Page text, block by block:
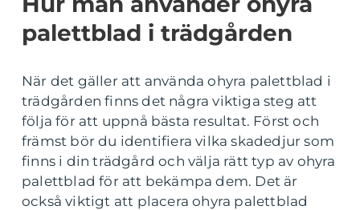
palettblad i trädgården
När det gäller att använda ohyra palettblad i
trädgården finns det några viktiga steg att
följa för att uppnå bästa resultat. Först och
främst bör du identifiera vilka skadedjur som
finns i din trädgård och välja rätt typ av ohyra
palettblad för att bekämpa dem. Det är
också viktigt att placera ohyra palettblad